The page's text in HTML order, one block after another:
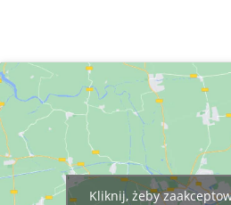
Kliknij, żeby